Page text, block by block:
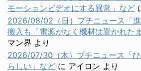
モーションビデオにする異常」など
2026/08/02（日）プチニュース「
搬入も「電源がなく機材は置かれた
マン界 より
2026/07/30（木）プチニュース「
らしい」など に アイロン より